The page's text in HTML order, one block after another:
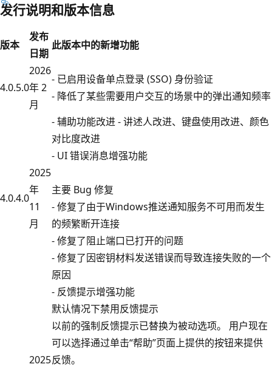
发行说明和版本信息
版本
发布
日期
此版本中的新增功能
4.0.5.0
2026
年 2
月
- 已启用设备单点登录 (SSO) 身份验证
- 降低了某些需要用户交互的场景中的弹出通知频率
4.0.4.0
2025
年
11
月
- 辅助功能改进 - 讲述人改进、键盘使用改进、颜色
对比度改进
- UI 错误消息增强功能
主要 Bug 修复
- 修复了由于Windows推送通知服务不可用而发生
的频繁断开连接
- 修复了阻止端口已打开的问题
- 修复了因密钥材料发送错误而导致连接失败的一个
原因
2025
- 反馈提示增强功能
默认情况下禁用反馈提示
以前的强制反馈提示已替换为被动选项。 用户现在
可以选择通过单击“帮助”页面上提供的按钮来提供
反馈。